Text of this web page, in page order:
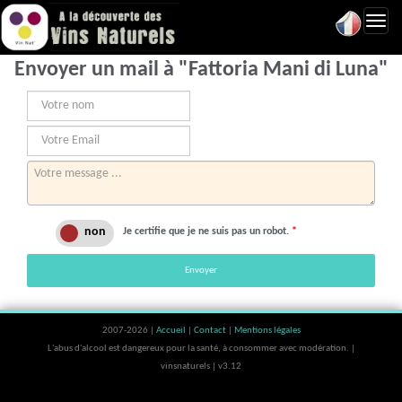
Envoyer un mail à "Fattoria Mani di Luna"
Je certifie que je ne suis pas un robot. *
Envoyer
2007-2026 | Accueil Contact
Mentions légales
L'abus d'alcool est dangereux pour la santé, à consommer avec modération. |
vinsnaturels | v3.12